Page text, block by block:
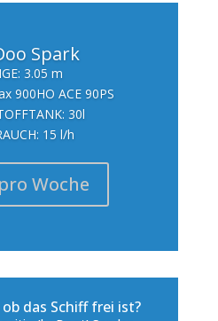
Spark
3.05 m
900HO ACE 90PS
30l
15 l/h
Woche
das Schiff frei ist?